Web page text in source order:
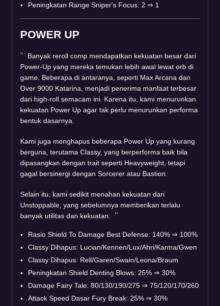
Peningkatan Range Sniper's Focus: 2 ⇒ 1
POWER UP
Banyak reroll comp mendapatkan kekuatan besar dari
Power-Up yang mereka temukan lebih awal lewat orb di
game. Beberapa di antaranya, seperti Max Arcana dan
Over 9000 Katarina, menjadi penerima manfaat terbesar
dari high-roll semacam ini. Karena itu, kami menurunkan
kekuatan Power Up agar tak perlu menurunkan performa
bentuk dasarnya.
Kami juga menghapus beberapa Power Up yang kurang
berguna, terutama Classy, yang berperforma baik bila
dipasangkan dengan trait seperti Heavyweight, tetapi
gagal bersinergi dengan Sorcerer atau Bastion.
Selain itu, kami sedikit menahan kekuatan dari
Unstoppable, yang sebelumnya memberikan terlalu
banyak utilitas dan kekuatan.
Rasio Shield To Damage Best Defense: 140% ⇒ 100%
Classy Dihapus: Lucian/Kennen/Lux/Ahri/Karma/Gwen
Classy Dihapus: Rell/Garen/Swain/Leona/Braum
Peningkatan Shield Denting Blows: 25% ⇒ 30%
Damage Fairy Tale: 80/130/190/275 ⇒ 75/120/170/260
Attack Speed Dasar Fury Break: 25% ⇒ 30%